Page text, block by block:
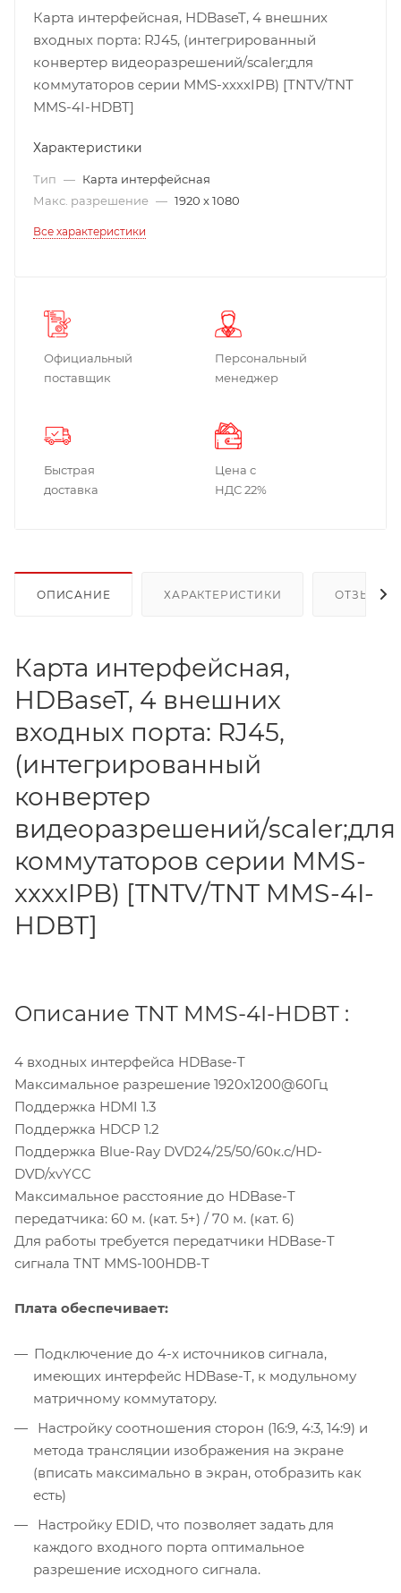
Карта интерфейсная, HDBaseT, 4 внешних
входных порта: RJ45, (интегрированный
конвертер видеоразрешений/scaler;для
коммутаторов серии MMS-xxxxIPB) [TNTV/TNT
MMS-4I-HDBT]
Характеристики
Тип — Карта интерфейсная
Макс. разрешение — 1920 x 1080
Все характеристики
Официальный
поставщик
Персональный
менеджер
Быстрая
доставка
Цена с
НДС 22%
ОПИСАНИЕ ХАРАКТЕРИСТИКИ ОТЗЫВЫ
Карта интерфейсная,
HDBaseT, 4 внешних
входных порта: RJ45,
(интегрированный
конвертер
видеоразрешений/scaler;для
коммутаторов серии MMS-
xxxxIPB) [TNTV/TNT MMS-4I-
HDBT]
Описание TNT MMS-4I-HDBT :
4 входных интерфейса HDBase-T
Максимальное разрешение 1920х1200@60Гц
Поддержка HDMI 1.3
Поддержка HDCP 1.2
Поддержка Blue-Ray DVD24/25/50/60к.с/HD-
DVD/xvYCC
Максимальное расстояние до HDBase-T
передатчика: 60 м. (кат. 5+) / 70 м. (кат. 6)
Для работы требуется передатчики HDBase-T
сигнала TNT MMS-100HDB-T
Плата обеспечивает:
Подключение до 4-х источников сигнала,
имеющих интерфейс HDBase-T, к модульному
матричному коммутатору.
Настройку соотношения сторон (16:9, 4:3, 14:9) и
метода трансляции изображения на экране
(вписать максимально в экран, отобразить как
есть)
Настройку EDID, что позволяет задать для
каждого входного порта оптимальное
разрешение исходного сигнала.